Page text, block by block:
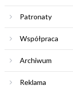
Patronaty
Współpraca
Archiwum
Reklama